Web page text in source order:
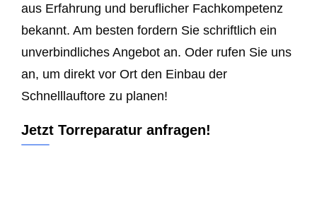
aus Erfahrung und beruflicher Fachkompetenz
bekannt. Am besten fordern Sie schriftlich ein
unverbindliches Angebot an. Oder rufen Sie uns
an, um direkt vor Ort den Einbau der
Schnelllauftore zu planen!
Jetzt Torreparatur anfragen!